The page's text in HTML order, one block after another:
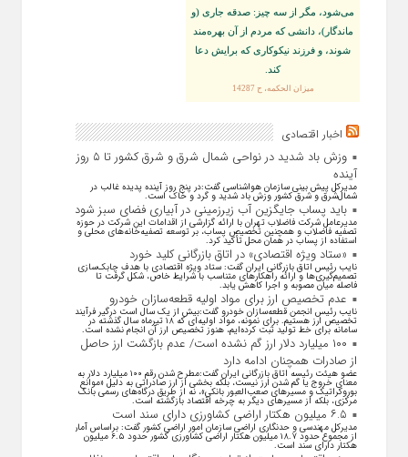
مى‌شود، مگر از سه چيز: صدقه جارى (و
ماندگار)، دانشى كه مردم از آن بهره‏‌مند
شوند، و فرزند نيكوكارى كه برايش دعا
كند.
ميزان الحكمه، ح 14287
اخبار اقتصادی
وزش باد شدید در نواحی شمال شرق و شرق کشور تا ۵ روز
آینده
مدیرکل پیش بینی سازمان هواشناسی گفت:در پنج روز آینده پدیده غالب در
شمال‌شرق و شرق کشور وزش باد شدید و گرد و خاک است.
باید پساب جایگزین آب‌ زیرزمینی در آبیاری فضای سبز شود
مدیرعامل شرکت فاضلاب تهران با ارائه گزارشی از اقدامات این شرکت در حوزه
تصفیه فاضلاب و همچنین تخصیص پساب، بر توسعه تصفیه‌خانه‌های محلی و
استفاده از پساب در همان محل تأکید کرد.
«ستاد ویژه اقتصادی» در اتاق بازرگانی کلید خورد
نایب رئیس اتاق بازرگانی ایران گفت: ستاد ویژه اقتصادی با هدف چابک‌سازی
تصمیم‌گیری‌ها و ارائه راهکار‌های متناسب با شرایط خاص، شکل گرفت تا
فاصله میان مصوبه و اجرا کاهش یابد.
عدم تخصیص ارز برای مواد اولیه قطعه‌سازان خودرو
نایب رئیس انجمن قطعه‌سازان خودرو گفت:بیش از یک سال است درگیر فرآیند
تخصیص ارز هستیم. برای نمونه، مواد اولیه‌ای که ۱۸ تیرماه سال گذشته در
سامانه برای خط تولید ثبت کرده‌ایم، هنوز تخصیص ارز آن انجام نشده است.
۱۰۰ میلیارد دلار ارز گم نشده است/ عدم بازگشت ارز حاصل
از صادرات همچنان ادامه دارد
عضو هیئت رئیسه اتاق بازرگانی ایران گفت:مطرح شدن رقم ۱۰۰ میلیارد دلار به
معنای خروج یا گم شدن ارز نیست، بلکه بخشی از ارز صادراتی به دلیل «موانع
بوروکراتیک و مسیر‌های صعب‌العبور بانکی»، نه از طریق درگاه‌های رسمی بانک
مرکزی، بلکه از مسیر‌های دیگر به چرخه اقتصاد بازگشته است.
۶.۵ میلیون هکتار اراضی کشاورزی دارای سند است
مدیرکل مهندسی و حدنگاری اراضی سازمان امور اراضی کشور گفت: براساس آمار
از مجموع حدود ۱۸.۷ میلیون هکتار اراضی کشاورزی کشور حدود ۶.۵ میلیون
هکتار دارای سند است.